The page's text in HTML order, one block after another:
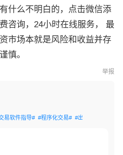
什么不明白的，点击微信添
咨询，24小时在线服务， 最
市场本就是风险和收益并存
慎。
举报
易软件指导# #程序化交易# #出入金指导#